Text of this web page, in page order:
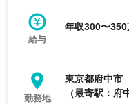
給与
年収300〜350
勤務地
東京都府中市
（最寄駅：府